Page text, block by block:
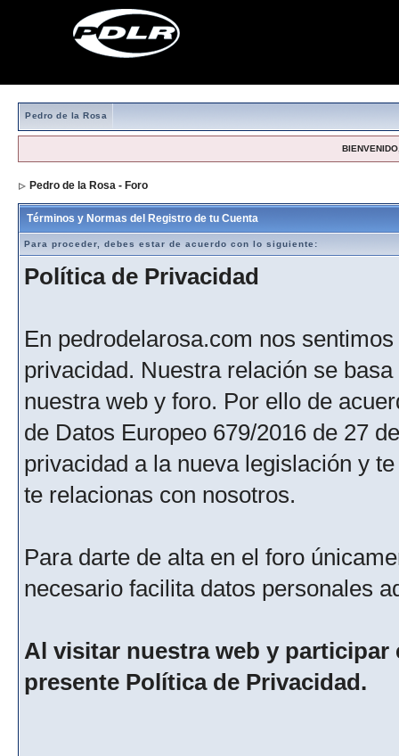
Pedro de la Rosa
Pedro de la Rosa - Foro
Términos y Normas del Registro de tu Cuenta
Para proceder, debes estar de acuerdo con lo siguiente:
Política de Privacidad
En pedrodelarosa.com nos
privacidad. Nuestra relación se
nuestra web y foro. Por ello de
de Datos Europeo 679/2016 de 27
privacidad a la nueva legislación y
te relacionas con nosotros.
Para darte de alta en el foro
necesario facilita datos personales
Al visitar nuestra web y
presente Política de Privacidad.